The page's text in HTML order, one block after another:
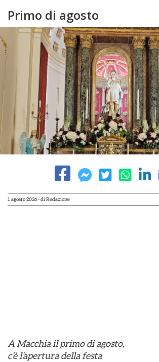
Primo di agosto
1 agosto 2026- di Redazione
A Macchia il primo di agosto,
c’è l’apertura della festa